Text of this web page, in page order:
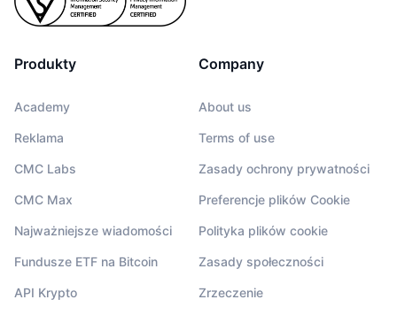
Produkty
Academy
Reklama
CMC Labs
CMC Max
Najważniejsze wiadomości
Fundusze ETF na Bitcoin
API Krypto
Company
About us
Terms of use
Zasady ochrony prywatności
Preferencje plików Cookie
Polityka plików cookie
Zasady społeczności
Zrzeczenie